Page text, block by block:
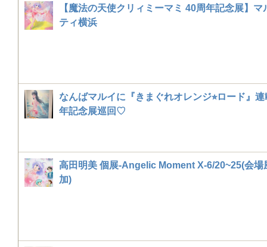
【魔法の天使クリィミーマミ 40周年記念展】マ
ティ横浜
なんばマルイに『きまぐれオレンジ⭐︎ロード』
年記念展巡回♡
高田明美 個展-Angelic Moment X-6/20~25(会場
加)